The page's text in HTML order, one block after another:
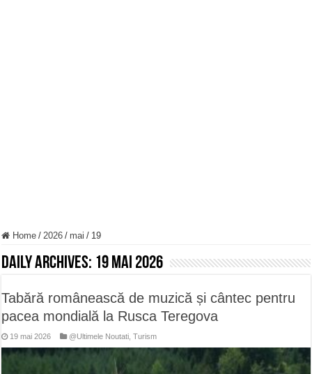
Home / 2026 / mai / 19
Daily Archives: 19 mai 2026
Tabără românească de muzică și cântec pentru
pacea mondială la Rusca Teregova
19 mai 2026 @Ultimele Noutati ,Turism